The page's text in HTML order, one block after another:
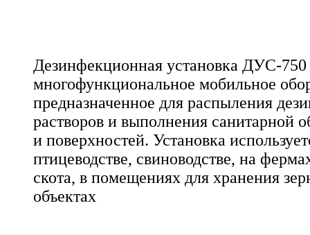
Дезинфекционная установка ДУС-750
многофункциональное мобильное
предназначенное для распыления
растворов и выполнения санитарной
и поверхностей. Установка
птицеводстве, свиноводстве, на
скота, в помещениях для хранения
объектах